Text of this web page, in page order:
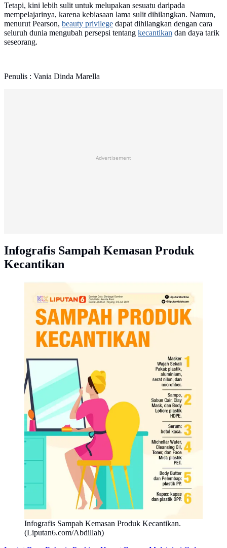
Tetapi, kini lebih sulit untuk melupakan sesuatu daripada
mempelajarinya, karena kebiasaan lama sulit dihilangkan. Namun,
menurut Pearson, beauty privilege dapat dihilangkan dengan cara
seluruh dunia mengubah persepsi tentang kecantikan dan daya tarik
seseorang.
Penulis : Vania Dinda Marella
Advertisement
Infografis Sampah Kemasan Produk
Kecantikan
Infografis Sampah Kemasan Produk Kecantikan.
(Liputan6.com/Abdillah)